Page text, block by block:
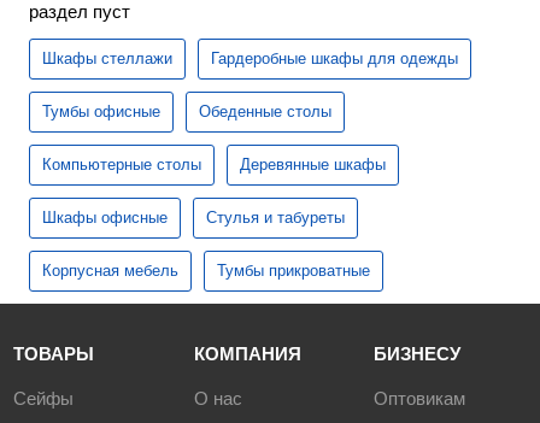
раздел пуст
Шкафы стеллажи Гардеробные шкафы для одежды
Тумбы офисные Обеденные столы
Компьютерные столы Деревянные шкафы
Шкафы офисные Стулья и табуреты
Корпусная мебель Тумбы прикроватные
ТОВАРЫ
Сейфы
КОМПАНИЯ
О нас
БИЗНЕСУ
Оптовикам